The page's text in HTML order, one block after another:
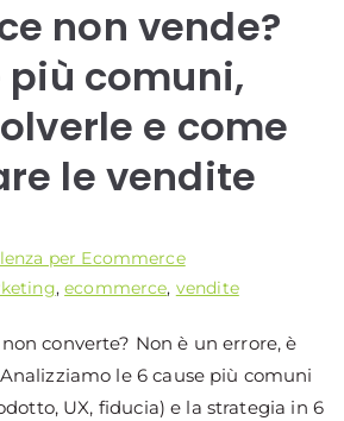
non vende?
più comuni,
e come
le vendite
per Ecommerce
,ecommerce, vendite
converte? Non è un errore, è
le 6 cause più comuni
UX, fiducia) e la strategia in 6